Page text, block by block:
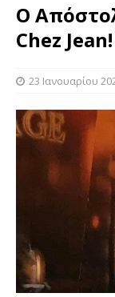
Ο
Chez Jean!
23 Ιανουαρίου